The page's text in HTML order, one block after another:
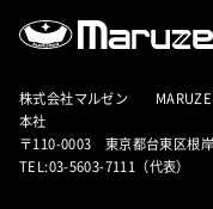
株式会社マルゼン
本社
〒110-0003 東京都台東区根
TEL:03-5603-7111（代表）